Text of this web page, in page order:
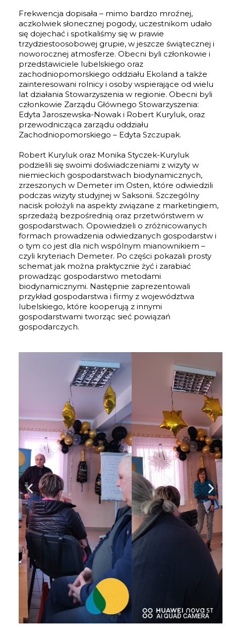
Frekwencja dopisała – mimo bardzo mroźnej,
aczkolwiek słonecznej pogody, uczestnikom udało
się dojechać i spotkaliśmy się w prawie
trzydziestoosobowej grupie, w jeszcze świątecznej i
noworocznej atmosferze. Obecni byli członkowie i
przedstawiciele lubelskiego oraz
zachodniopomorskiego oddziału Ekoland a także
zainteresowani rolnicy i osoby wspierające od wielu
lat działania Stowarzyszenia w regionie. Obecni byli
członkowie Zarządu Głównego Stowarzyszenia:
Edyta Jaroszewska-Nowak i Robert Kuryluk, oraz
przewodnicząca zarządu oddziału
Zachodniopomorskiego – Edyta Szczupak.
Robert Kuryluk oraz Monika Styczek-Kuryluk
podzielili się swoimi doświadczeniami z wizyty w
niemieckich gospodarstwach biodynamicznych,
zrzeszonych w Demeter im Osten, które odwiedzili
podczas wizyty studyjnej w Saksonii. Szczególny
nacisk położyli na aspekty związane z marketingiem,
sprzedażą bezpośrednią oraz przetwórstwem w
gospodarstwach. Opowiedzieli o zróżnicowanych
formach prowadzenia odwiedzanych gospodarstw i
o tym co jest dla nich wspólnym mianownikiem –
czyli kryteriach Demeter. Po części pokazali prosty
schemat jak można praktycznie żyć i zarabiać
prowadząc gospodarstwo metodami
biodynamicznymi. Następnie zaprezentowali
przykład gospodarstwa i firmy z województwa
lubelskiego, które kooperują z innymi
gospodarstwami tworząc sieć powiązań
gospodarczych.